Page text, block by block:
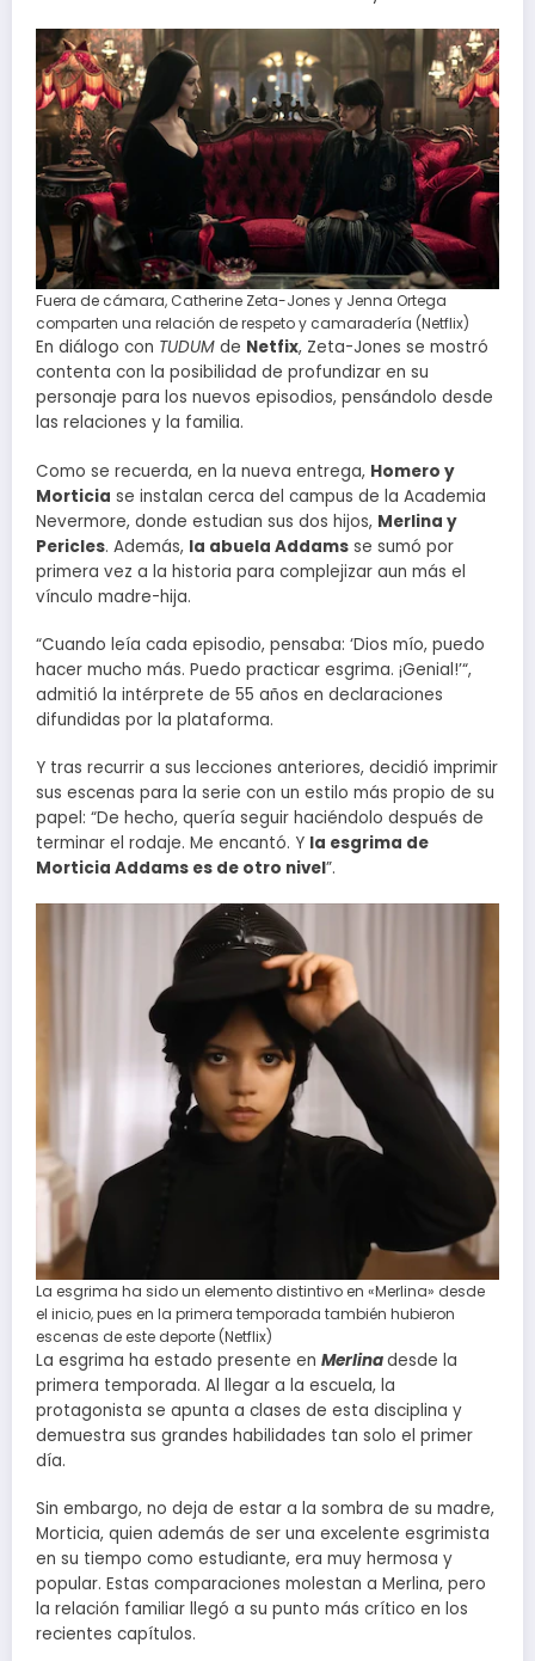
Fuera de cámara, Catherine Zeta-Jones y Jenna Ortega
comparten una relación de respeto y camaradería (Netflix)
En diálogo con TUDUM de Netfix, Zeta-Jones se mostró
contenta con la posibilidad de profundizar en su
personaje para los nuevos episodios, pensándolo desde
las relaciones y la familia.
Como se recuerda, en la nueva entrega, Homero y
Morticia se instalan cerca del campus de la Academia
Nevermore, donde estudian sus dos hijos, Merlina y
Pericles. Además, la abuela Addams se sumó por
primera vez a la historia para complejizar aun más el
vínculo madre-hija.
“Cuando leía cada episodio, pensaba: ‘Dios mío, puedo
hacer mucho más. Puedo practicar esgrima. ¡Genial!’“,
admitió la intérprete de 55 años en declaraciones
difundidas por la plataforma.
Y tras recurrir a sus lecciones anteriores, decidió imprimir
sus escenas para la serie con un estilo más propio de su
papel: “De hecho, quería seguir haciéndolo después de
terminar el rodaje. Me encantó. Y la esgrima de
Morticia Addams es de otro nivel”.
La esgrima ha sido un elemento distintivo en «Merlina» desde
el inicio, pues en la primera temporada también hubieron
escenas de este deporte (Netflix)
La esgrima ha estado presente en Merlinadesde la
primera temporada. Al llegar a la escuela, la
protagonista se apunta a clases de esta disciplina y
demuestra sus grandes habilidades tan solo el primer
día.
Sin embargo, no deja de estar a la sombra de su madre,
Morticia, quien además de ser una excelente esgrimista
en su tiempo como estudiante, era muy hermosa y
popular. Estas comparaciones molestan a Merlina, pero
la relación familiar llegó a su punto más crítico en los
recientes capítulos.